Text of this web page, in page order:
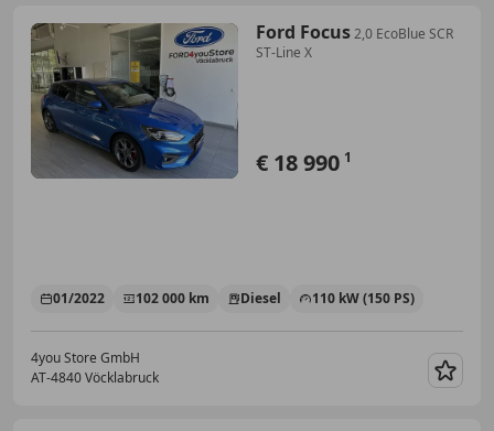
Ford Focus2,0 EcoBlue SCR
ST-Line X
€ 18 990 1
01/2022 102 000 km Diesel 110 kW (150 PS)
4you Store GmbH
AT-4840 Vöcklabruck